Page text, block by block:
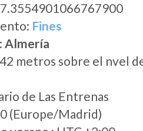
Fines
Almería
metros sobre el nvel
de Las Entrenas
(Europe/Madrid)